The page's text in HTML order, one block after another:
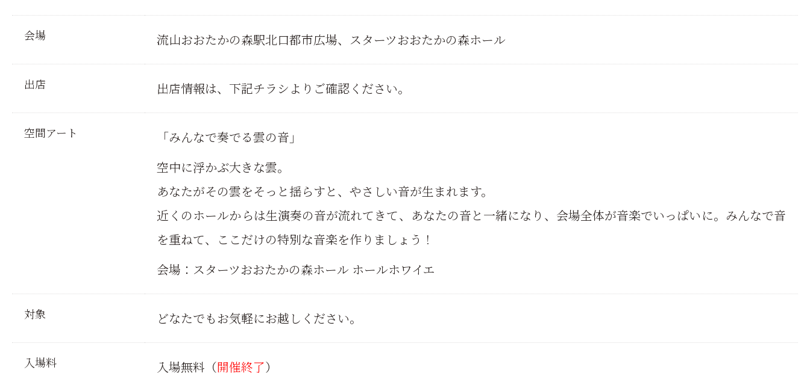
会場 流山おおたかの森駅北口都市広場、スターツおおたかの森ホール
出店 出店情報は、下記チラシよりご確認ください。
空間アート
「みんなで奏でる雲の音」
空中に浮かぶ大きな雲。
あなたがその雲をそっと揺らすと、やさしい音が生まれます。
近くのホールからは生演奏の音が流れてきて、あなたの音と一緒になり、会場全体が音楽でいっぱいに。みんなで音
を重ねて、ここだけの特別な音楽を作りましょう！
会場：スターツおおたかの森ホール ホールホワイエ
対象 どなたでもお気軽にお越しください。
入場料 入場無料（開催終了）